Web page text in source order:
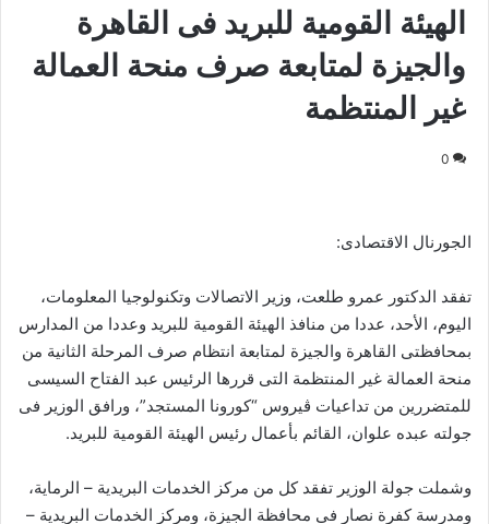
الهيئة القومية للبريد فى القاهرة
والجيزة لمتابعة صرف منحة العمالة
غير المنتظمة
0
الجورنال الاقتصادى:
تفقد الدكتور عمرو طلعت، وزير الاتصالات وتكنولوجيا المعلومات،
اليوم، الأحد، عددا من منافذ الهيئة القومية للبريد وعددا من المدارس
بمحافظتى القاهرة والجيزة لمتابعة انتظام صرف المرحلة الثانية من
منحة العمالة غير المنتظمة التى قررها الرئيس عبد الفتاح السيسى
للمتضررين من تداعيات ڨيروس “كورونا المستجد”، ورافق الوزير فى
جولته عبده علوان، القائم بأعمال رئيس الهيئة القومية للبريد.
وشملت جولة الوزير تفقد كل من مركز الخدمات البريدية – الرماية،
ومدرسة كفرة نصار فى محافظة الجيزة، ومركز الخدمات البريدية –